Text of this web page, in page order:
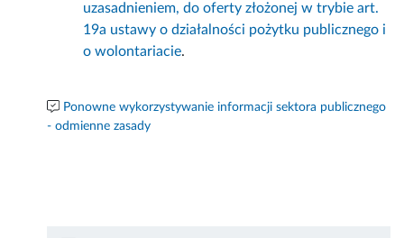
uzasadnieniem, do oferty złożonej w trybie art.
19a ustawy o działalności pożytku publicznego i
o wolontariacie.
Ponowne wykorzystywanie informacji sektora publicznego
- odmienne zasady